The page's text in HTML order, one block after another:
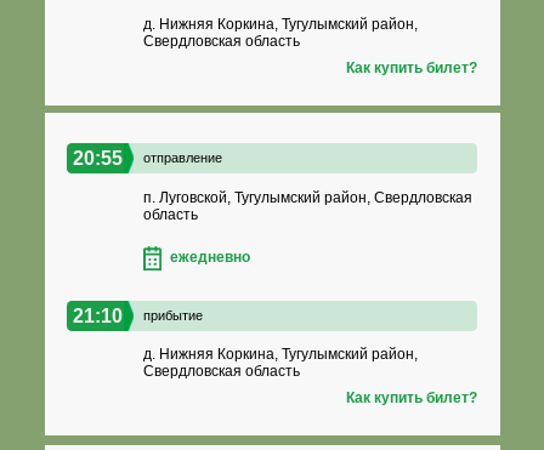
д. Нижняя Коркина, Тугулымский район,
Свердловская область
Как купить билет?
20:55 отправление
п. Луговской, Тугулымский район, Свердловская
область
ежедневно
21:10 прибытие
д. Нижняя Коркина, Тугулымский район,
Свердловская область
Как купить билет?